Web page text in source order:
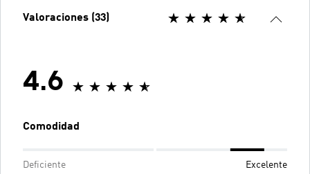
Valoraciones (33)
4.6
Comodidad
Deficiente Excelente